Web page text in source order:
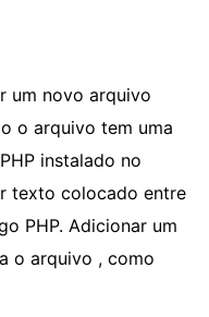
um novo arquivo
o arquivo tem uma
instalado no
texto colocado entre
PHP. Adicionar um
o arquivo , como